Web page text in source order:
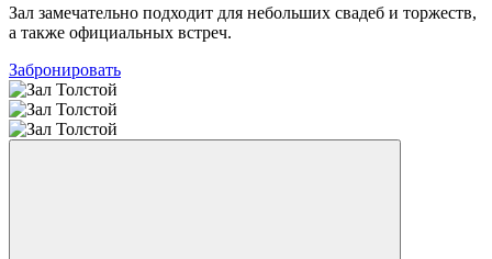
Зал замечательно подходит для небольших свадеб и торжеств,
а также официальных встреч.
Забронировать